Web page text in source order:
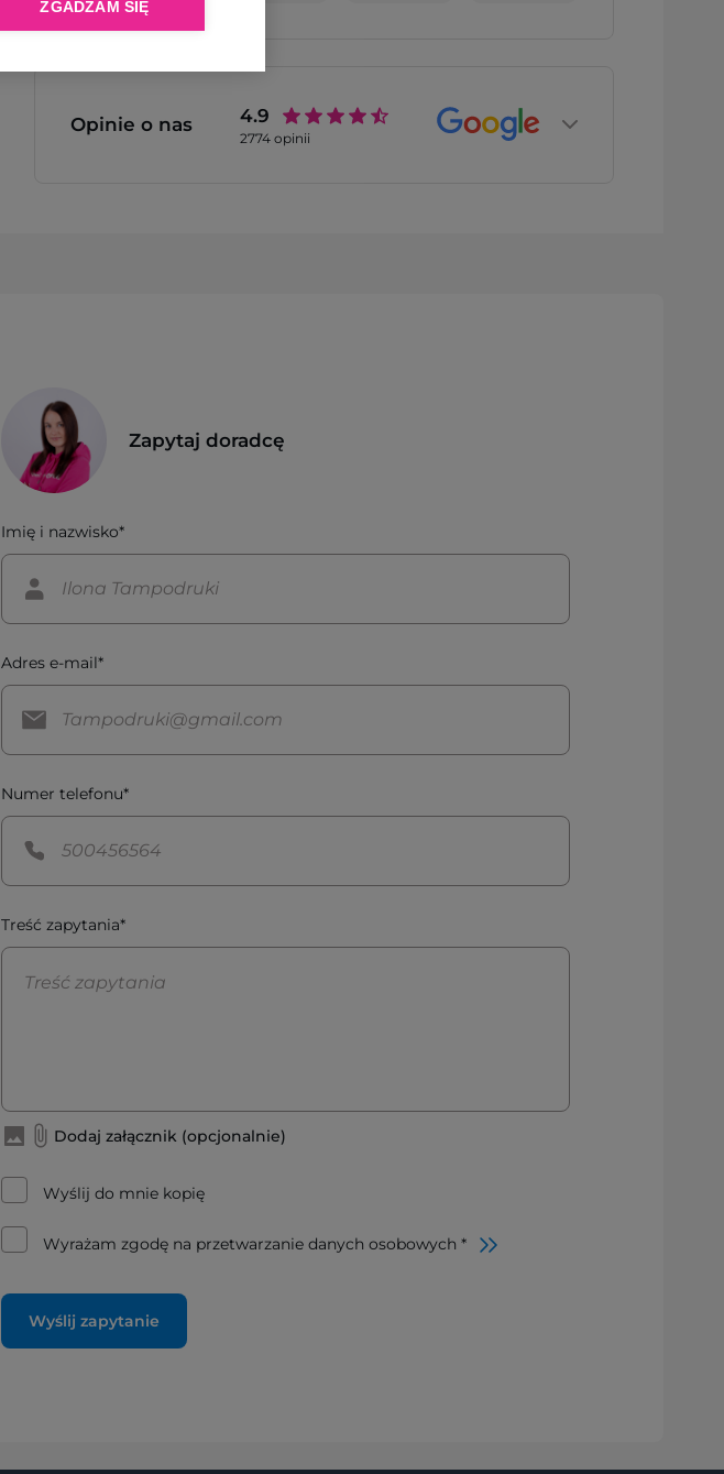
ZGADZAM SIĘ
Opinie o nas 4.9
2774opinii
Zapytaj doradcę
Imię i nazwisko*
Adres e-mail*
Numer telefonu*
Treść zapytania*
Dodaj załącznik (opcjonalnie)
Wyślij do mnie kopię
Wyrażam zgodę na przetwarzanie danych osobowych *
Wyślij zapytanie